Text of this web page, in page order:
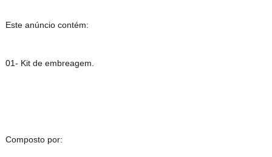
Este anúncio contém:
01- Kit de embreagem.
Composto por: